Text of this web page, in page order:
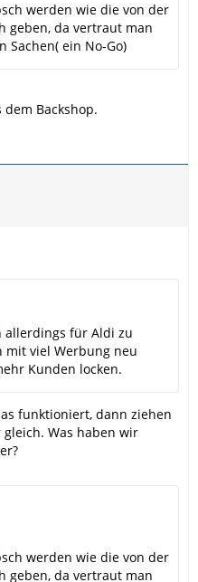
werden wie die von der
geben, da vertraut man
Sachen( ein No-Go)
Backshop.
allerdings für Aldi zu
viel Werbung neu
Kunden locken.
funktioniert, dann ziehen
Was haben wir
werden wie die von der
geben, da vertraut man